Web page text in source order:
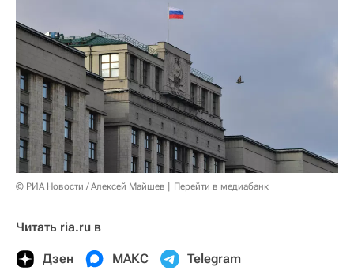
© РИА Новости / Алексей Майшев Перейти в медиабанк
Читать ria.ru в
Дзен МАКС Telegram